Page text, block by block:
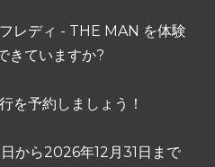
レディ - THE MAN を体験
きていますか?
を予約しましょう！
から2026年12月31日まで